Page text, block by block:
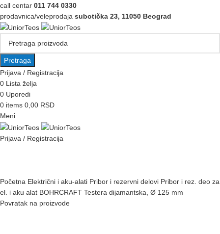
call centar 011 744 0330
prodavnica/veleprodaja subotička 23, 11050 Beograd
Pretraga
Prijava / Registracija
0 Lista želja
0 Uporedi
0 items 0,00 RSD
Meni
Prijava / Registracija
Početna Električni i aku-alati Pribor i rezervni delovi Pribor i rez. deo za
el. i aku alat BOHRCRAFT Testera dijamantska, Ø 125 mm
Povratak na proizvode